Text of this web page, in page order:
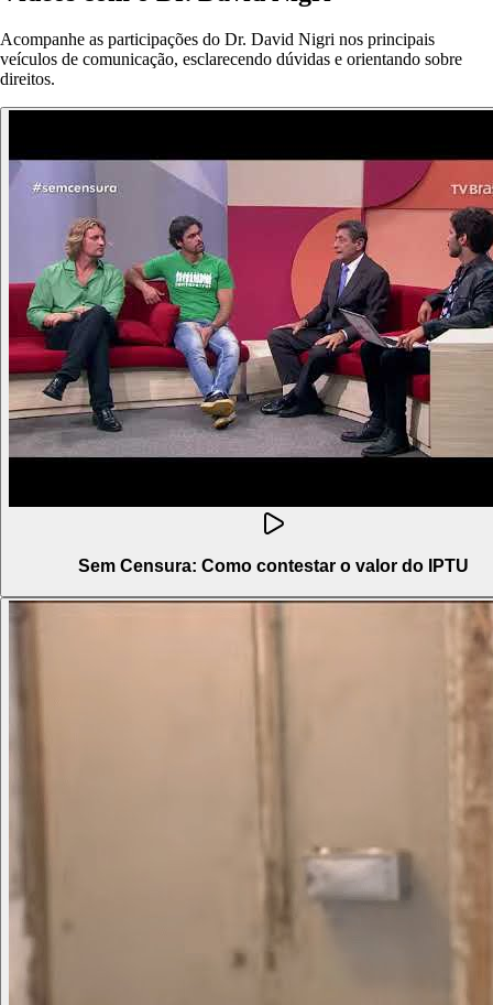
Acompanhe as participações do Dr. David Nigri nos principais
veículos de comunicação, esclarecendo dúvidas e orientando sobre
direitos.
Sem Censura: Como contestar o valor do IPTU